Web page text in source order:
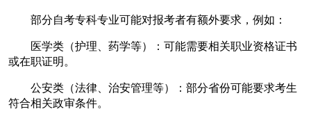
部分自考专科专业可能对报考者有额外要求，例如：
医学类（护理、药学等）：可能需要相关职业资格证书
或在职证明。
公安类（法律、治安管理等）：部分省份可能要求考生
符合相关政审条件。